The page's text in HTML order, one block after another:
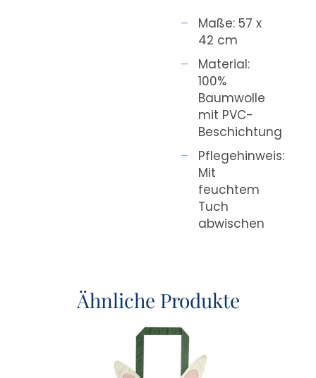
Maße: 57 x
42 cm
Material:
100%
Baumwolle
mit PVC-
Beschichtung
Pflegehinweis:
Mit
feuchtem
Tuch
abwischen
Ähnliche Produkte